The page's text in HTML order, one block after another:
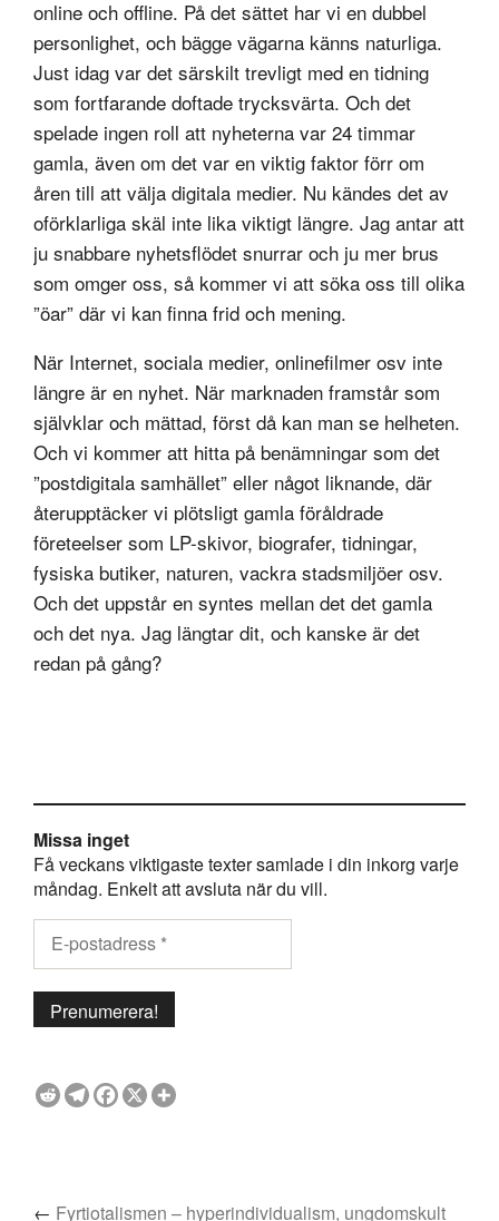
online och offline. På det sättet har vi en dubbel
personlighet, och bägge vägarna känns naturliga.
Just idag var det särskilt trevligt med en tidning
som fortfarande doftade trycksvärta. Och det
spelade ingen roll att nyheterna var 24 timmar
gamla, även om det var en viktig faktor förr om
åren till att välja digitala medier. Nu kändes det av
oförklarliga skäl inte lika viktigt längre. Jag antar att
ju snabbare nyhetsflödet snurrar och ju mer brus
som omger oss, så kommer vi att söka oss till olika
”öar” där vi kan finna frid och mening.
När Internet, sociala medier, onlinefilmer osv inte
längre är en nyhet. När marknaden framstår som
självklar och mättad, först då kan man se helheten.
Och vi kommer att hitta på benämningar som det
”postdigitala samhället” eller något liknande, där
återupptäcker vi plötsligt gamla föråldrade
företeelser som LP-skivor, biografer, tidningar,
fysiska butiker, naturen, vackra stadsmiljöer osv.
Och det uppstår en syntes mellan det det gamla
och det nya. Jag längtar dit, och kanske är det
redan på gång?
Missa inget
Få veckans viktigaste texter samlade i din inkorg varje
måndag. Enkelt att avsluta när du vill.
← Fyrtiotalismen – hyperindividualism, ungdomskult